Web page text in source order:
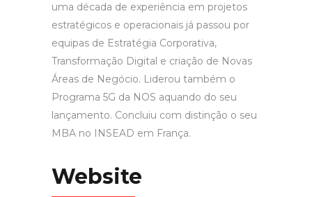
uma década de experiência em projetos
estratégicos e operacionais já passou por
equipas de Estratégia Corporativa,
Transformação Digital e criação de Novas
Áreas de Negócio. Liderou também o
Programa 5G da NOS aquando do seu
lançamento. Concluiu com distinção o seu
MBA no INSEAD em França.
Website